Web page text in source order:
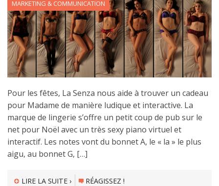
MARKETING & COMMUNICATION
Pour les fêtes, La Senza nous aide à trouver un cadeau
pour Madame de manière ludique et interactive. La
marque de lingerie s’offre un petit coup de pub sur le
net pour Noël avec un très sexy piano virtuel et
interactif. Les notes vont du bonnet A, le « la » le plus
aigu, au bonnet G, […]
LIRE LA SUITE › RÉAGISSEZ !